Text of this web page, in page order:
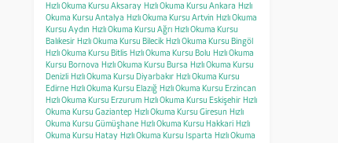
Hızlı Okuma Kursu Aksaray Hızlı Okuma Kursu Ankara Hızlı
Okuma Kursu Antalya Hızlı Okuma Kursu Artvin Hızlı Okuma
Kursu Aydın Hızlı Okuma Kursu Ağrı Hızlı Okuma Kursu
Balıkesir Hızlı Okuma Kursu Bilecik Hızlı Okuma Kursu Bingöl
Hızlı Okuma Kursu Bitlis Hızlı Okuma Kursu Bolu Hızlı Okuma
Kursu Bornova Hızlı Okuma Kursu Bursa Hızlı Okuma Kursu
Denizli Hızlı Okuma Kursu Diyarbakır Hızlı Okuma Kursu
Edirne Hızlı Okuma Kursu Elazığ Hızlı Okuma Kursu Erzincan
Hızlı Okuma Kursu Erzurum Hızlı Okuma Kursu Eskişehir Hızlı
Okuma Kursu Gaziantep Hızlı Okuma Kursu Giresun Hızlı
Okuma Kursu Gümüşhane Hızlı Okuma Kursu Hakkari Hızlı
Okuma Kursu Hatay Hızlı Okuma Kursu Isparta Hızlı Okuma